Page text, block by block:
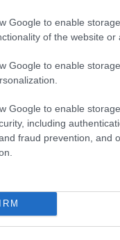
Google to enable storage
of the website or
Google to enable storage
Google to enable storage
including
fraud prevention, and
ONLINE
2026. JÚLIUS 30. ● KULTÚRA
összenőtt
megszerezte a
az ál-